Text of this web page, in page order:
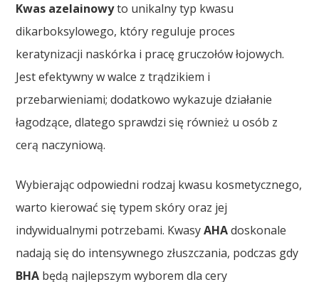
Kwas azelainowyto unikalny typ kwasu
dikarboksylowego, który reguluje proces
keratynizacji naskórka i pracę gruczołów łojowych.
Jest efektywny w walce z trądzikiem i
przebarwieniami; dodatkowo wykazuje działanie
łagodzące, dlatego sprawdzi się również u osób z
cerą naczyniową.
Wybierając odpowiedni rodzaj kwasu kosmetycznego,
warto kierować się typem skóry oraz jej
indywidualnymi potrzebami. KwasyAHAdoskonale
nadają się do intensywnego złuszczania, podczas gdy
BHA będą najlepszym wyborem dla cery